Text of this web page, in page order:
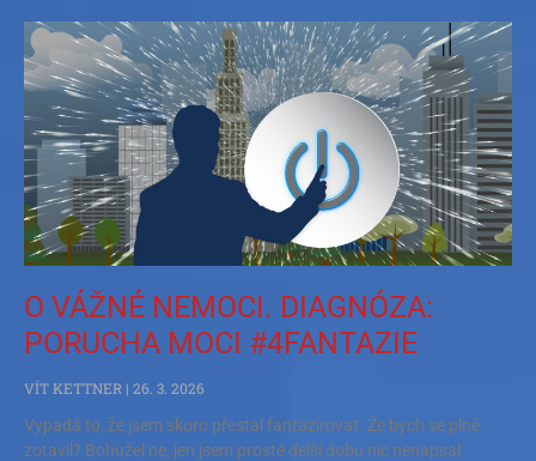
O VÁŽNÉ NEMOCI. DIAGNÓZA:
PORUCHA MOCI #4FANTAZIE
VÍT KETTNER
26. 3. 2026
Vypadá to, že jsem skoro přestal fantazírovat. Že bych se plně
zotavil? Bohužel ne, jen jsem prostě delší dobu nic nenapsal.